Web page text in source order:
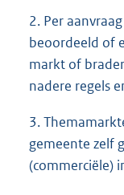
2. Per
beoordeeld of
markt of
nadere regels
3.
gemeente zelf
(commerciële)